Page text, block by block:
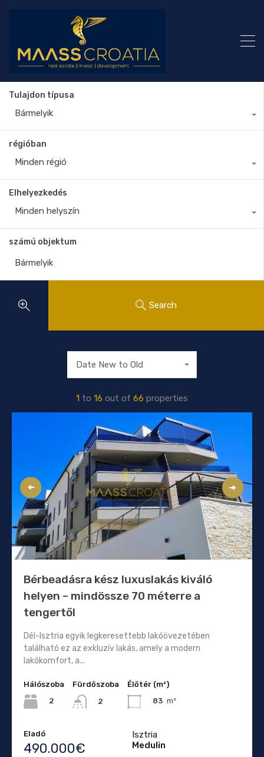
Tulajdon típusa
Bármelyik
régióban
Minden régió
Elhelyezkedés
Minden helyszín
számú objektum
Search
1 to 16 out of 66 properties
Date New to Old
Bérbeadásra kész luxuslakás kiváló
helyen – mindössze 70 méterre a
tengertől
Dél-Isztria egyik legkeresettebb lakóövezetében
található ez az exkluzív lakás, amely a modern
lakókomfort, a...
Hálószoba
2
Fürdőszoba
2
Élőtér (m²)
83 m²
Eladó
490.000€
Isztria
Medulin